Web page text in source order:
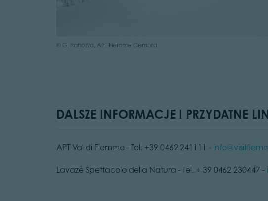
© G. Panozzo, APT Fiemme Cembra
DALSZE INFORMACJE I PRZYDATNE
APT Val di Fiemme - Tel. +39 0462 241111 -
Lavazè Spettacolo della Natura - Tel. + 39 0462 230447 -